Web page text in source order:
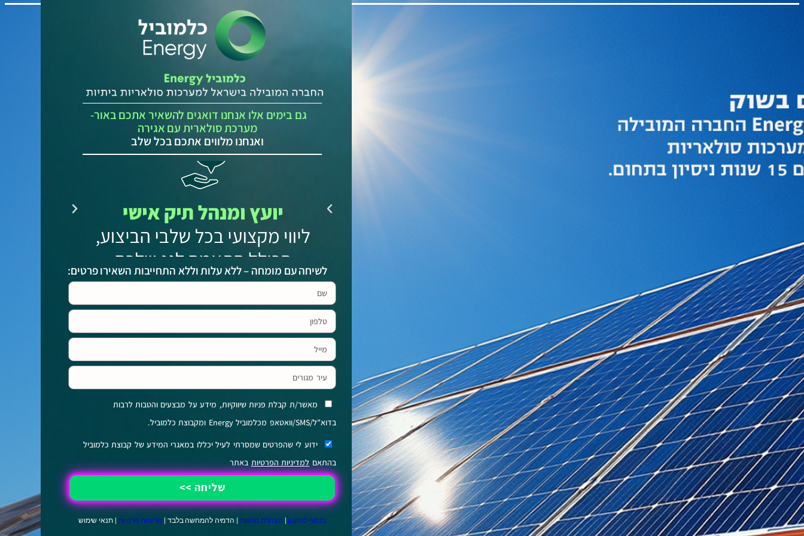
גם בימים אלו אנחנו דואגים להשאיר אתכם באור-
מערכת סולארית עם אגירה
ואנחנו מלווים אתכם בכל שלב
לשיחה עם מומחה – ללא עלות וללא התחייבות השאירו פרטים:
מאשר/ת קבלת פניות שיווקיות, מידע על מבצעים והטבות לרבות
בדוא"ל/SMS/וואטאפ מכלמוביל Energy ומקבוצת כלמוביל.
ידוע לי שהפרטים שמסרתי לעיל יכללו במאגרי המידע של קבוצת כלמוביל
בהתאם למדיניות הפרטיות באתר
שליחה >>
בכפוף לתקנון הצהרת נגישות | הדמיה להמחשה בלבד | מדיניות פרטיות |תנאי שימוש